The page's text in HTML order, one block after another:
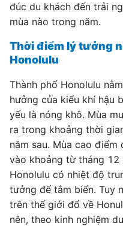
đúc du khách đến trải
mùa nào trong năm.
Thời điểm lý tưởng
Honolulu
Thành phố Honolulu
hưởng của kiểu khí hậu
yếu là nóng khô. Mùa
ra trong khoảng thời
năm sau. Mùa cao
vào khoảng từ tháng 12
Honolulu có nhiệt độ
tưởng để tắm biển. Tuy
trên thế giới đổ về
nên, theo kinh nghiệm